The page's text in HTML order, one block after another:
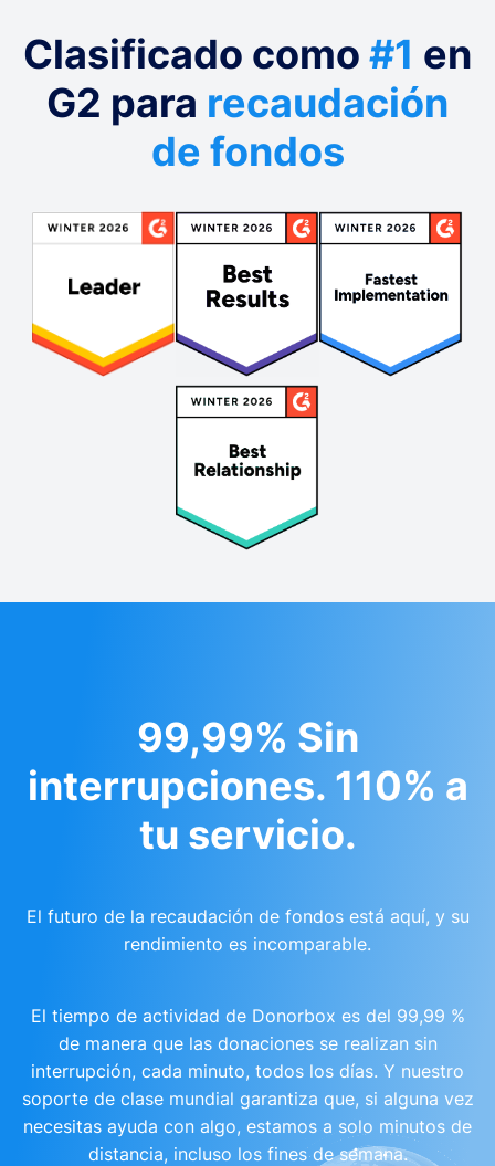
Clasificado como #1 en
G2 para recaudación
de fondos
99,99% Sin
interrupciones. 110% a
tu servicio.
El futuro de la recaudación de fondos está aquí, y su
rendimiento es incomparable.
El tiempo de actividad de Donorbox es del 99,99 %
de manera que las donaciones se realizan sin
interrupción, cada minuto, todos los días. Y nuestro
soporte de clase mundial garantiza que, si alguna vez
necesitas ayuda con algo, estamos a solo minutos de
distancia, incluso los fines de semana.